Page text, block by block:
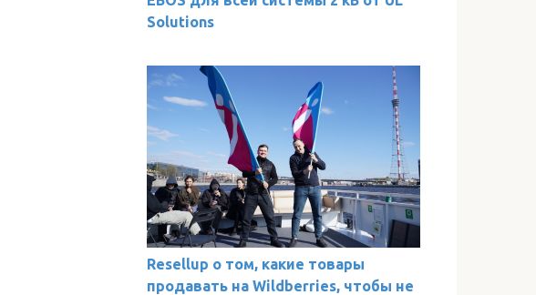
Solutions
Resellup о том, какие товары
продавать на Wildberries, чтобы не